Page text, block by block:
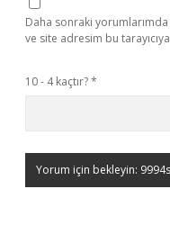
Daha sonraki
ve site adresim bu
10 - 4 kaçtır?*